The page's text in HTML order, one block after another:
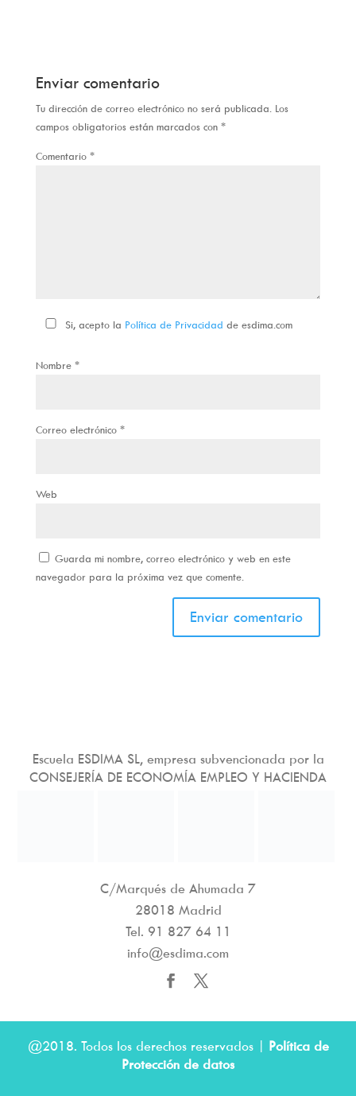
Enviar comentario
Tu dirección de correo electrónico no será publicada. Los
campos obligatorios están marcados con *
Comentario *
Si, acepto la Política de Privacidad de esdima.com
Nombre *
Correo electrónico *
Web
Guarda mi nombre, correo electrónico y web en este
navegador para la próxima vez que comente.
Escuela ESDIMA SL, empresa subvencionada por la
CONSEJERÍA DE ECONOMÍA EMPLEO Y HACIENDA
C/Marqués de Ahumada 7
28018 Madrid
Tel. 91 827 64 11
info@esdima.com
@2018. Todos los derechos reservados | Política de
Protección de datos